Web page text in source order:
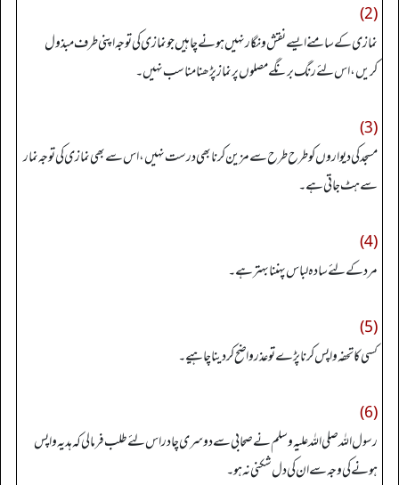
(2)
نمازی کے سامنے ایسے نقش و نگار نہیں ہونے چاہیں جو نمازی کی توجہ اپنی طرف مبذول
کریں، اس لئے رنگ برنگے مصلوں پر نماز پڑھنا مناسب نہیں۔
(3)
مسجد کی دیواروں کو طرح طرح سے مزین کرنا بھی درست نہیں، اس سے بھی نمازی کی توجہ نمار
سے ہٹ جاتی ہے۔
(4)
مرد کے لئے سادہ لباس پہننا بہتر ہے۔
(5)
کسی کا تحفہ واپس کرنا پڑے تو عذر واضح کر دینا چاہیے۔
(6)
رسول اللہ صلی اللہ علیہ وسلم نے صحابی سے دوسری چادر اس لئے طلب فرمالی کہ ہدیہ واپس
ہونے کی وجہ سے ان کی دل شکنی نہ ہو۔